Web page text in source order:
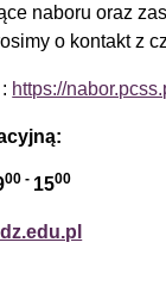
naboru oraz
o kontakt z
https://
00 - 1500